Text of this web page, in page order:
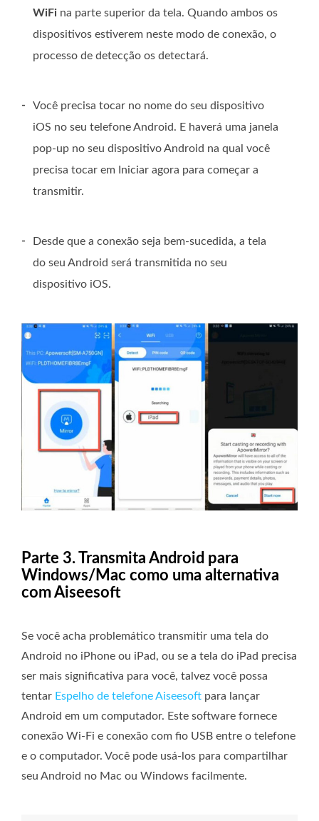
WiFi na parte superior da tela. Quando ambos os
dispositivos estiverem neste modo de conexão, o
processo de detecção os detectará.
-
Você precisa tocar no nome do seu dispositivo
iOS no seu telefone Android. E haverá uma janela
pop-up no seu dispositivo Android na qual você
precisa tocar em Iniciar agora para começar a
transmitir.
-
Desde que a conexão seja bem-sucedida, a tela
do seu Android será transmitida no seu
dispositivo iOS.
Parte 3. Transmita Android para
Windows/Mac como uma alternativa
com Aiseesoft
Se você acha problemático transmitir uma tela do
Android no iPhone ou iPad, ou se a tela do iPad precisa
ser mais significativa para você, talvez você possa
tentar Espelho de telefone Aiseesoft para lançar
Android em um computador. Este software fornece
conexão Wi-Fi e conexão com fio USB entre o telefone
e o computador. Você pode usá-los para compartilhar
seu Android no Mac ou Windows facilmente.